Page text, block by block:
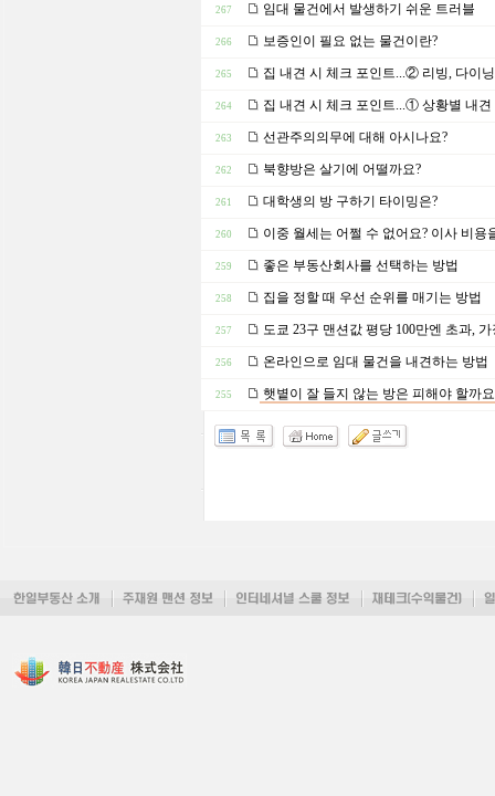
267 임대 물건에서 발생하기 쉬운 트러블
266 보증인이 필요 없는 물건이란?
265 집 내견 시 체크 포인트...② 리빙, 다이닝
264 집 내견 시 체크 포인트...① 상황별 내견
263 선관주의의무에 대해 아시나요?
262 북향방은 살기에 어떨까요?
261 대학생의 방 구하기 타이밍은?
260 이중 월세는 어쩔 수 없어요? 이사 비용
259 좋은 부동산회사를 선택하는 방법
258 집을 정할 때 우선 순위를 매기는 방법
257 도쿄 23구 맨션값 평당 100만엔 초과,
256 온라인으로 임대 물건을 내견하는 방법
255 햇볕이 잘 들지 않는 방은 피해야 할까